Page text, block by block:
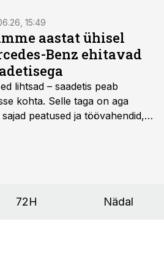
15:49
aastat ühisel
Benz ehitavad
lihtsad – saadetis peab
kohta. Selle taga on aga
peatused ja töövahendid,
72H Nädal